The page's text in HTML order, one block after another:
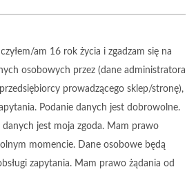
am 16 rok życia i zgadzam się na
osobowych przez (dane administratora
prowadzącego sklep/stronę),
Podanie danych jest dobrowolne.
danych jest moja zgoda. Mam prawo
momencie. Dane osobowe będą
zapytania. Mam prawo żądania od